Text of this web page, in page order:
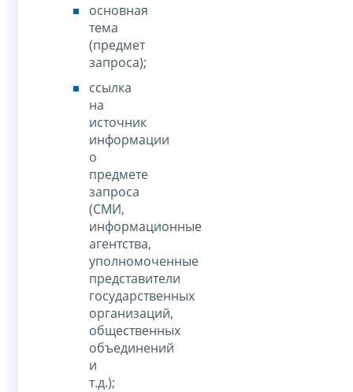
основная
тема
(предмет
запроса);
ссылка
на
источник
информации
о
предмете
запроса
(СМИ,
информационные
агентства,
уполномоченные
представители
государственных
организаций,
общественных
объединений
и
т.д.);